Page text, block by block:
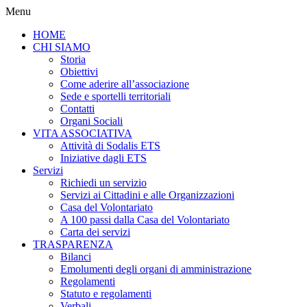
Menu
HOME
CHI SIAMO
Storia
Obiettivi
Come aderire all’associazione
Sede e sportelli territoriali
Contatti
Organi Sociali
VITA ASSOCIATIVA
Attività di Sodalis ETS
Iniziative dagli ETS
Servizi
Richiedi un servizio
Servizi ai Cittadini e alle Organizzazioni
Casa del Volontariato
A 100 passi dalla Casa del Volontariato
Carta dei servizi
TRASPARENZA
Bilanci
Emolumenti degli organi di amministrazione
Regolamenti
Statuto e regolamenti